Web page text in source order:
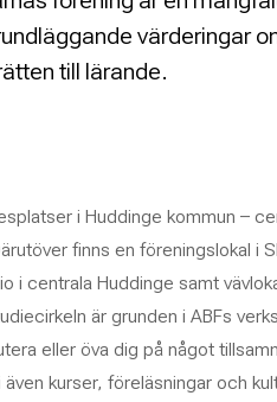
värderingar
till lärande.
i Huddinge kommun –
finns en föreningslokal i
i centrala Huddinge samt
är grunden i ABFs
eller öva dig på något
kurser, föreläsningar och